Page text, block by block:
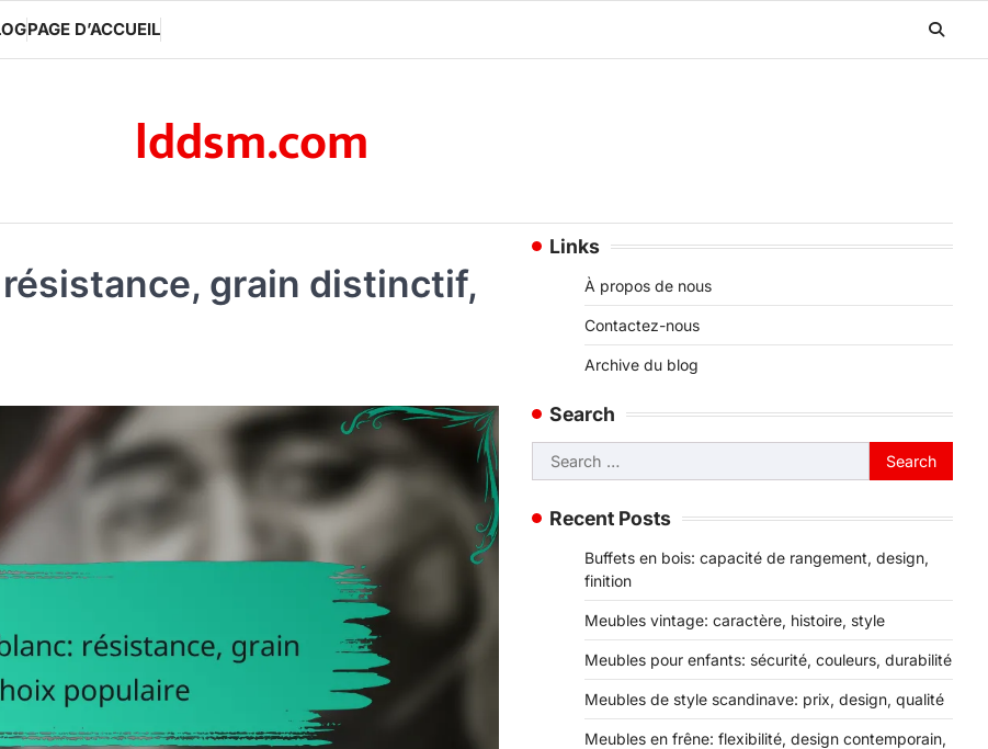
PAGE D’ACCUEIL
lddsm.com
grain distinctif,
Links
À propos de nous
Contactez-nous
Archive du blog
Search
Search
for:
Recent Posts
Buffets en bois: capacité de rangement, design,
finition
Meubles vintage: caractère, histoire, style
Meubles pour enfants: sécurité, couleurs, durabilité
Meubles de style scandinave: prix, design, qualité
Meubles en frêne: flexibilité, design contemporain,